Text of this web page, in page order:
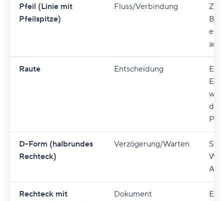
Pfeil (Linie mit
Pfeilspitze)
Fluss/Verbindung
an.
Raute Entscheidung
Ein
die
D-Form (halbrundes
Rechteck)
Verzögerung/Warten
Rechteck mit
Dokument
Ein